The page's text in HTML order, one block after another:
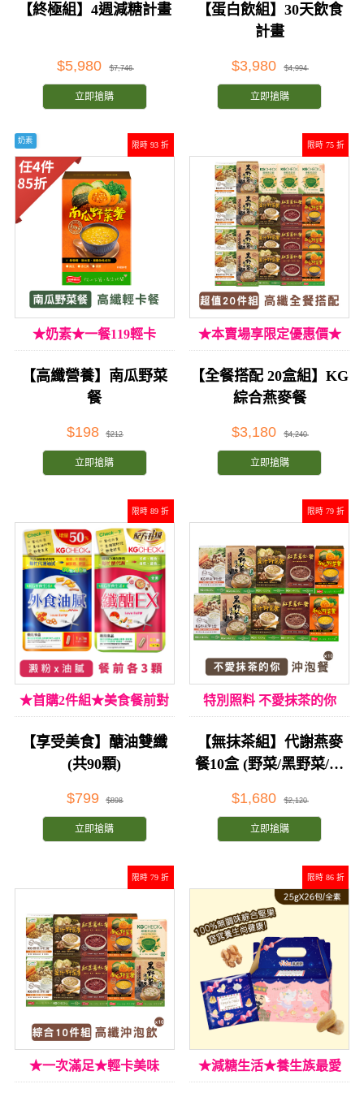
【終極組】4週減糖計畫
$5,980 $7,746
立即搶購
【蛋白飲組】30天飲食
計畫
$3,980 $4,994
立即搶購
限時 93 折
奶素
★奶素★一餐119輕卡
【高纖營養】南瓜野菜
餐
$198 $212
立即搶購
限時 75 折
★本賣場享限定優惠價★
【全餐搭配 20盒組】KG
綜合燕麥餐
$3,180 $4,240
立即搶購
限時 89 折
★首購2件組★美食餐前對
策
【享受美食】醣油雙纖
(共90顆)
$799 $898
立即搶購
限時 79 折
特別照料 不愛抹茶的你
【無抹茶組】代謝燕麥
餐10盒 (野菜/黑野菜/薑
$1,680 $2,120
立即搶購
限時 79 折
★一次滿足★輕卡美味
限時 86 折
★減糖生活★養生族最愛